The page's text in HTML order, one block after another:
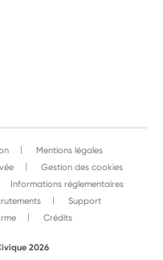
Mentions légales
Gestion des cookies
Informations réglementaires
Support
Crédits
2026